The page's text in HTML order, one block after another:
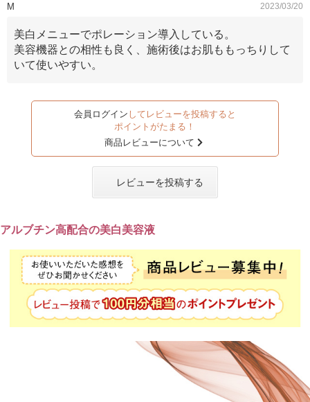
M 2023/03/20
美白メニューでポレーション導入している。
美容機器との相性も良く、施術後はお肌ももっちりして
いて使いやすい。
会員ログイン してレビューを投稿すると
ポイントがたまる！
商品レビューについて
レビューを投稿する
アルブチン高配合の美白美容液